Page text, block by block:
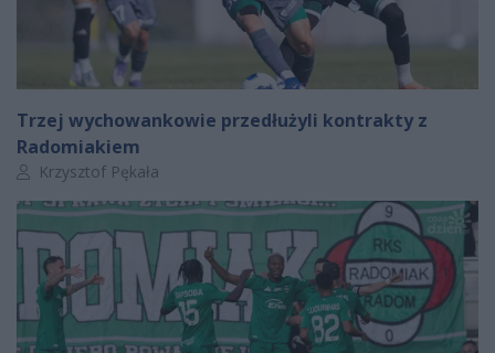
Trzej wychowankowie przedłużyli kontrakty z
Radomiakiem
Autor artykułu:
Krzysztof Pękała